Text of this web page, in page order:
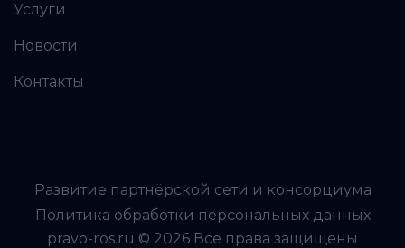
Услуги
Новости
Контакты
Развитие партнёрской сети и консорциума
Политика обработки персональных данных
pravo-ros.ru © 2026 Все права защищены